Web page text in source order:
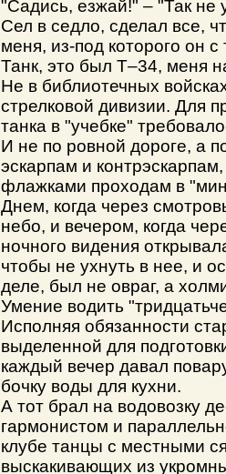
"Садись, езжай!" – "Так
Сел в седло, сделал все,
меня, из-под которого он
Танк, это был Т–34, меня
Не в библиотечных
стрелковой дивизии. Для
танка в "учебке"
И не по ровной дороге, а
эскарпам и
флажками проходам в
Днем, когда через
небо, и вечером, когда
ночного видения
чтобы не ухнуть в нее, и
деле, был не овраг, а
Умение водить
Исполняя обязанности
выделенной для
каждый вечер давал
бочку воды для кухни.
А тот брал на водовозку
гармонистом и
клубе танцы с местными
выскакивающих из